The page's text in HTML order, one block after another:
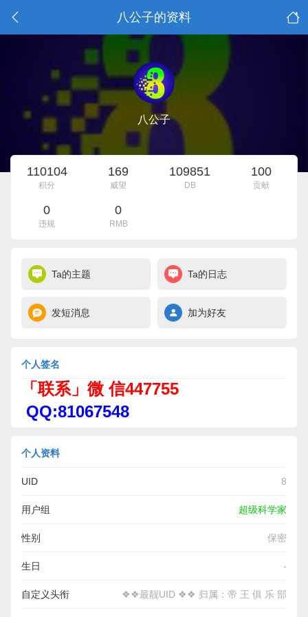
八公子的资料
八公子
110104
积分
169
威望
109851
DB
100
贡献
0
违规
0
RMB
Ta的主题 Ta的日志
发短消息 加为好友
个人签名
「联系」微 信447755
QQ:81067548
个人资料
UID 8
用户组 超级科学家
性别 保密
生日 -
自定义头衔 ❖❖最靓UID ❖❖ 归属：帝 王 俱 乐 部